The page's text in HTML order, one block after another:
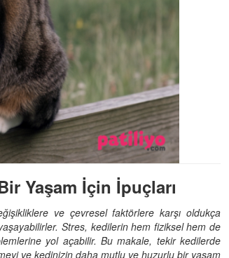
Yaşam İçin İpuçları
ve çevresel faktörlere karşı oldukça
Stres, kedilerin hem fiziksel hem de
yol açabilir. Bu makale, tekir kedilerde
ve kedinizin daha mutlu ve huzurlu bir yaşam
Evde Beslenebilecek En Tatlı 21
Küçük Kedi Cinsi
22.05.2020
Yavru Kedilerde Pire Nasıl
Temizlenir?
22.05.2020
Sarman Kediler Neden
“Yaramaz”? Kısa Bir Blog